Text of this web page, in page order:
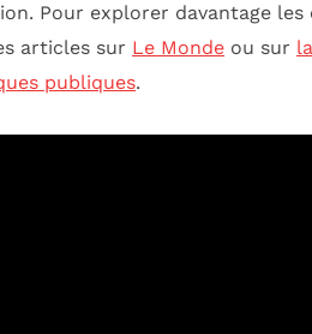
Pour explorer davantage
articles sur Le Monde ou sur
publiques.